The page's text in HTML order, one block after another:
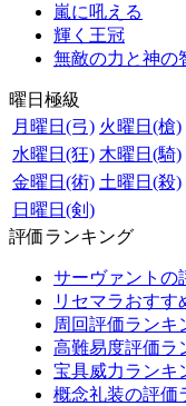
嵐に吼える
輝く王冠
無敵の力と神の
曜日極級
月曜日(弓) 火曜日(槍)
水曜日(狂) 木曜日(騎)
金曜日(術) 土曜日(殺)
日曜日(剣)
評価ランキング
サーヴァントの
リセマラおすす
周回評価ランキ
高難易度評価ラ
宝具威力ランキ
概念礼装の評価